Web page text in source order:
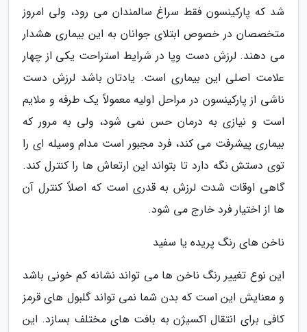
شد که پارکینسون فقط سراغ سالمندان می رود، ولی امروز
متخصصان در خصوص ابتلای جوانان به این بیماری هشدار
می دهند. لرزش دست وپا در شرایط استراحت یکی از چهار
علامت اصلی این بیماری است. یادتان باشد لرزش دست
ناشی از پارکینسون در مراحل اولیه معمولاً یک طرفه و ملایم
است و نیازی به درمان حس نمی شود، ولی به مرور که
بیماری پیشرفت می کند، فرد مجبور است مدام وسیله ای را
توی دستش نگه دارد تا بتواند این ارتعاش ها را کنترل کند.
گاهی اوقات شدت لرزش به قدری است که اصلاً کنترل آن
ها از اختیار فرد خارج می شود.
ناخن های رنگ پریده یا سفید
این نوع تغییر رنگ ناخن ها می تواند نشانه کم خونی باشد
و معنایش این است که بدن شما نمی تواند گلبول های قرمز
کافی برای انتقال اکسیژن به بافت های مختلف بسازد. این